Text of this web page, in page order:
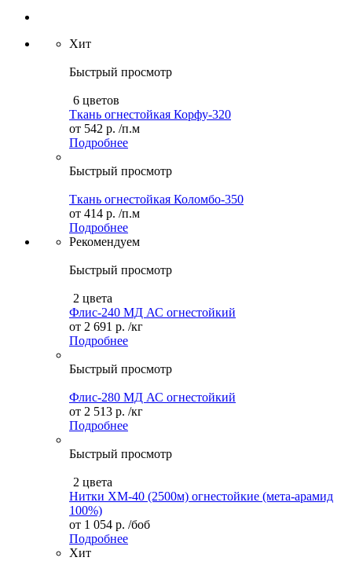
Хит
Быстрый просмотр
6 цветов
Ткань огнестойкая Корфу-320
от 542 р. /п.м
Подробнее
Быстрый просмотр
Ткань огнестойкая Коломбо-350
от 414 р. /п.м
Подробнее
Рекомендуем
Быстрый просмотр
2 цвета
Флис-240 МД АС огнестойкий
от 2 691 р. /кг
Подробнее
Быстрый просмотр
Флис-280 МД АС огнестойкий
от 2 513 р. /кг
Подробнее
Быстрый просмотр
2 цвета
Нитки ХМ-40 (2500м) огнестойкие (мета-арамид
100%)
от 1 054 р. /боб
Подробнее
Хит